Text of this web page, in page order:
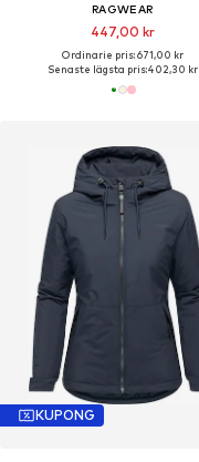
RAGWEAR
447,00 kr
Ordinarie pris: 671,00 kr
Senaste lägsta pris:402,30 kr
KUPONG